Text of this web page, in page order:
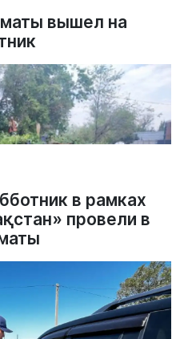
вышел на
в рамках
провели в